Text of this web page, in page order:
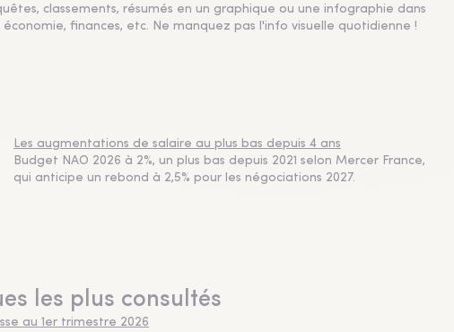
classements, résumés en un graphique ou une infographie dans
finances, etc. Ne manquez pas l'info visuelle quotidienne !
Les augmentations de salaire au plus bas depuis 4 ans
Budget NAO 2026 à 2%, un plus bas depuis 2021 selon Mercer France,
qui anticipe un rebond à 2,5% pour les négociations 2027.
les plus consultés
au 1er trimestre 2026